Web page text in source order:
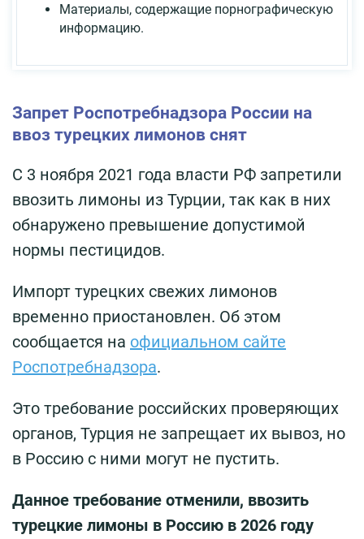
Материалы, содержащие порнографическую
информацию.
Запрет Роспотребнадзора России на
ввоз турецких лимонов снят
С 3 ноября 2021 года власти РФ запретили
ввозить лимоны из Турции, так как в них
обнаружено превышение допустимой
нормы пестицидов.
Импорт турецких свежих лимонов
временно приостановлен. Об этом
сообщается на официальном сайте
Роспотребнадзора.
Это требование российских проверяющих
органов, Турция не запрещает их вывоз, но
в Россию с ними могут не пустить.
Данное требование отменили, ввозить
турецкие лимоны в Россию в 2026 году